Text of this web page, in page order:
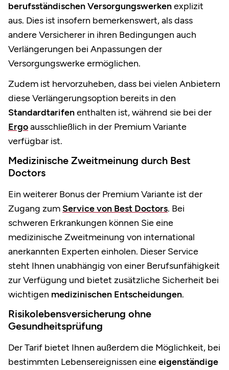
berufsständischen Versorgungswerkenexplizit
aus. Dies ist insofern bemerkenswert, als dass
andere Versicherer in ihren Bedingungen auch
Verlängerungen bei Anpassungen der
Versorgungswerke ermöglichen. ​
Zudem ist hervorzuheben, dass bei vielen Anbietern
diese Verlängerungsoption bereits in den
Standardtarifenenthalten ist, während sie bei der
Ergoausschließlich in der Premium Variante
verfügbar ist.
Medizinische Zweitmeinung durch Best
Doctors
Ein weiterer Bonus der Premium Variante ist der
Zugang zum Service von Best Doctors. Bei
schweren Erkrankungen können Sie eine
medizinische Zweitmeinung von international
anerkannten Experten einholen. Dieser Service
steht Ihnen unabhängig von einer Berufsunfähigkeit
zur Verfügung und bietet zusätzliche Sicherheit bei
wichtigen medizinischen Entscheidungen.
Risikolebensversicherung ohne
Gesundheitsprüfung
Der Tarif bietet Ihnen außerdem die Möglichkeit, bei
bestimmten Lebensereignissen eineeigenständige